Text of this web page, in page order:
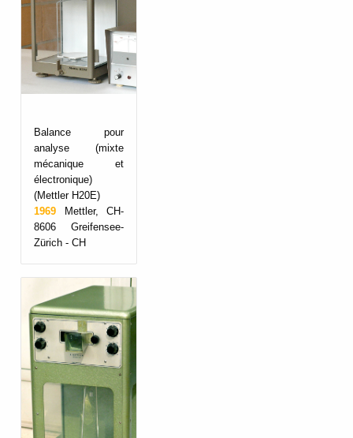
Balance pour
analyse (mixte
mécanique et
électronique)
(Mettler H20E)
1969
Mettler, CH-
8606 Greifensee-
Zürich - CH